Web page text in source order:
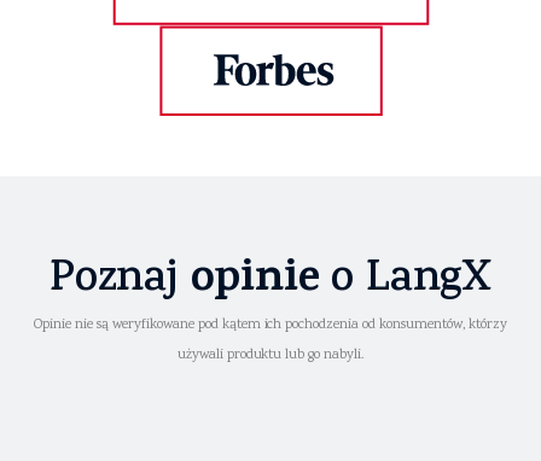
Poznaj opinieo LangX
Opinie nie są weryfikowane pod kątem ich pochodzenia od konsumentów, którzy
używali produktu lub go nabyli.